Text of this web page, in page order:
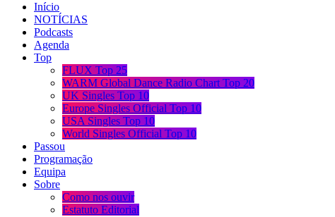
Início
NOTÍCIAS
Podcasts
Agenda
Top
FLUX Top 25
WARM Global Dance Radio Chart Top 20
UK Singles Top 10
Europe Singles Official Top 10
USA Singles Top 10
World Singles Official Top 10
Passou
Programação
Equipa
Sobre
Como nos ouvir
Estatuto Editorial